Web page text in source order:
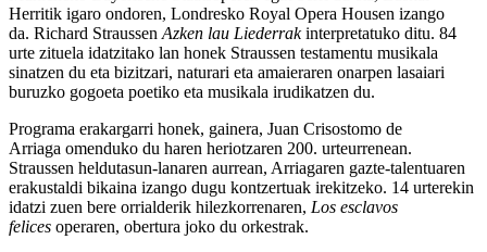
Herritik igaro ondoren, Londresko Royal Opera Housen izango
da. Richard Straussen Azken lau Liederrakinterpretatuko ditu. 84
urte zituela idatzitako lan honek Straussen testamentu musikala
sinatzen du eta bizitzari, naturari eta amaieraren onarpen lasaiari
buruzko gogoeta poetiko eta musikala irudikatzen du.
Programa erakargarri honek, gainera, Juan Crisostomo de
Arriaga omenduko du haren heriotzaren 200. urteurrenean.
Straussen heldutasun-lanaren aurrean, Arriagaren gazte-talentuaren
erakustaldi bikaina izango dugu kontzertuak irekitzeko. 14 urterekin
idatzi zuen bere orrialderik hilezkorrenaren, Los esclavos
felices operaren, obertura joko du orkestrak.